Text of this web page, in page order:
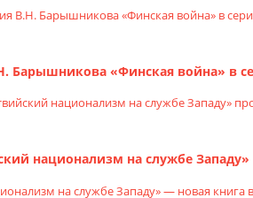
Барышникова «Финская война» в
национализм на службе